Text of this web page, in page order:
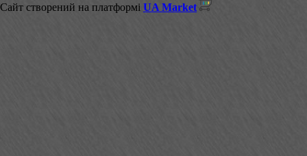
Сайт створений на платформі UA Market